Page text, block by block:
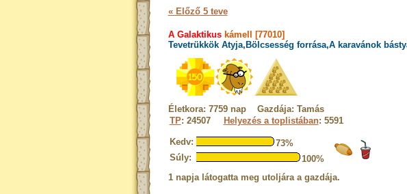
« Előző 5 teve
A Galaktikuskámell [77010]
Tevetrükkök Atyja,Bölcsesség forrása,A karavánok
Életkora: 7759 nap Gazdája: Tamás
TP: 24507 Helyezés a toplistában: 5591
Kedv:
73%
Súly:
100%
1 napja látogatta meg utoljára a gazdája.